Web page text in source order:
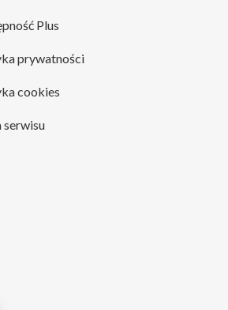
Plus
prywatności
cookies
serwisu